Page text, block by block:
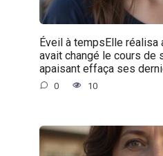
Éveil à tempsElle réalisa
avait changé le cours de
apaisant effaça ses
0 10